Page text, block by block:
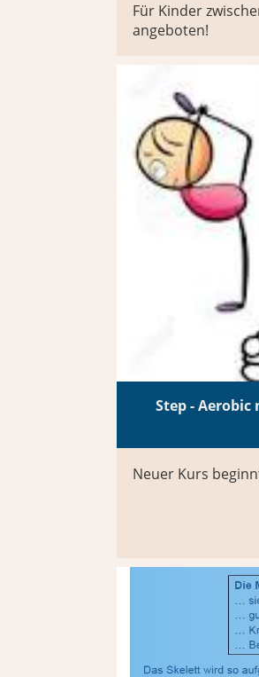
Für Kinder
angeboten!
Step - Aerobic
Neuer Kurs